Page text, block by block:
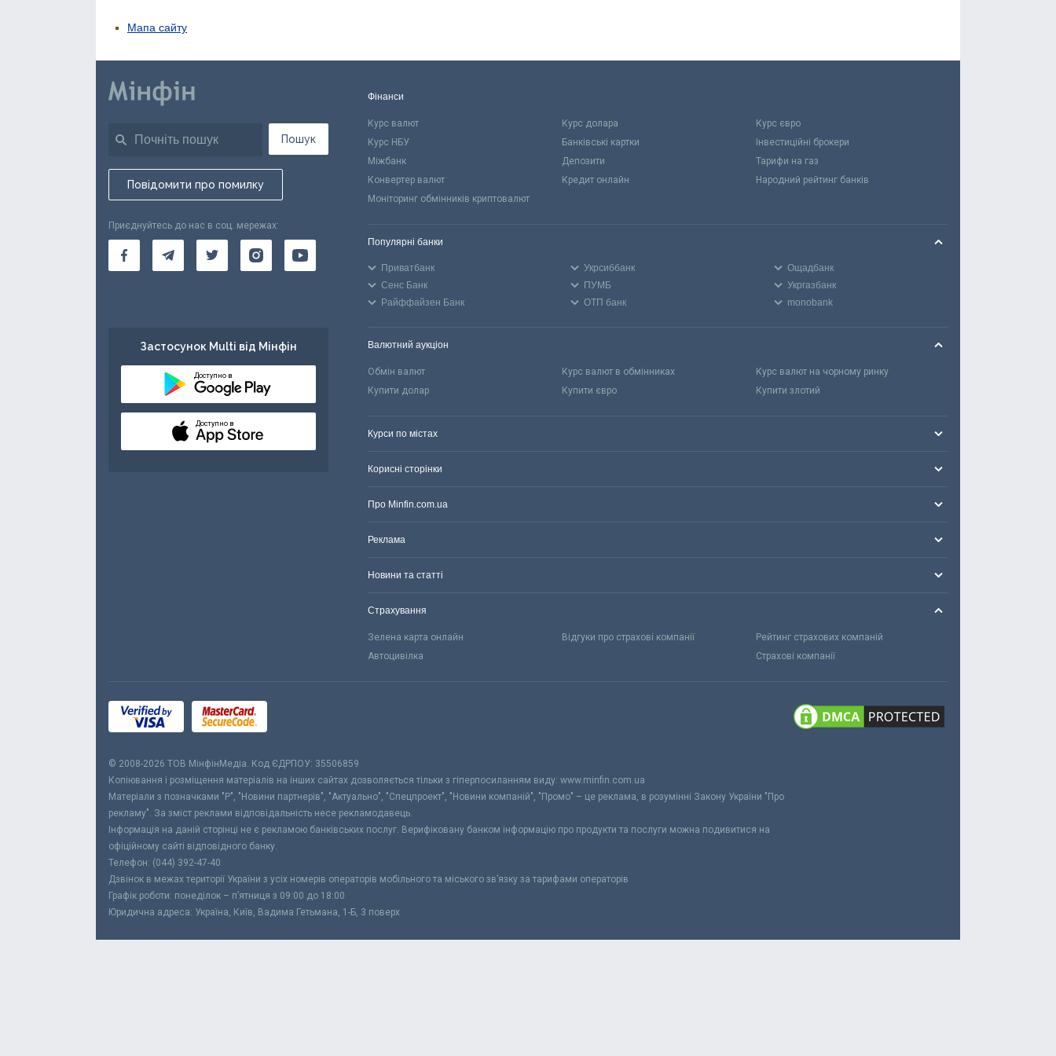
Мапа сайту
Пошук
Повідомити про помилку
Приєднуйтесь до нас в соц. мережах:
Застосунок Multi від Мінфін
Доступно в
Доступно в
Фінанси
Курс валют Курс долара
Курс євро
Курс НБУ
Банківські картки
Інвестиційні брокери
Міжбанк
Депозити
Тарифи на газ
Конвертер валют
Кредит онлайн
Народний рейтинг банків
Моніторинг обмінників криптовалют
Популярні банки
Приватбанк Укрсиббанк
Ощадбанк
Сенс Банк
ПУМБ
Укргазбанк
Райффайзен Банк
ОТП банк monobank
Валютний аукціон
Обмін валют Курс валют в обмінниках
Курс валют на чорному ринку
Купити долар
Купити євро Купити злотий
Курси по містах
Корисні сторінки
Про Minfin.com.ua
Реклама
Новини та статті
Страхування
Зелена карта онлайн Відгуки про страхові компанії
Рейтинг страхових компаній
Автоцивілка
Страхові компанії
© 2008-2026 ТОВ МiнфiнМедiа. Код ЄДРПОУ: 35506859
Копіювання і розміщення матеріалів на інших сайтах дозволяється тільки з гіперпосиланням виду: www.minfin.com.ua
Матеріали з позначками "Р", "Новини партнерів", "Актуально", "Спецпроект", "Новини компаній", "Промо" – це реклама, в розумінні Закону України "Про
рекламу". За зміст реклами відповідальність несе рекламодавець.
Інформація на даній сторінці не є рекламою банківських послуг. Верифіковану банком інформацію про продукти та послуги можна подивитися на
офіційному сайті відповідного банку.
Телефон: (044) 392-47-40
Дзвінок в межах території України з усіх номерів операторів мобільного та міського зв’язку за тарифами операторів
Графік роботи: понеділок – п’ятниця з 09:00 до 18:00
Юридична адреса: Україна, Київ, Вадима Гетьмана, 1-Б, 3 поверх